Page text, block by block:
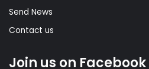
Send News
Contact us
Join us on Facebook